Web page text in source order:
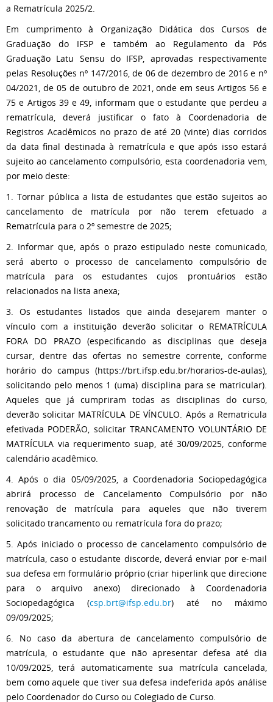
a Rematrícula 2025/2.
Em cumprimento à Organização Didática dos Cursos de
Graduação do IFSP e também ao Regulamento da Pós
Graduação Latu Sensu do IFSP, aprovadas respectivamente
pelas Resoluções nº 147/2016, de 06 de dezembro de 2016 e nº
04/2021, de 05 de outubro de 2021, onde em seus Artigos 56 e
75 e Artigos 39 e 49, informam que o estudante que perdeu a
rematrícula, deverá justificar o fato à Coordenadoria de
Registros Acadêmicos no prazo de até 20 (vinte) dias corridos
da data final destinada à rematrícula e que após isso estará
sujeito ao cancelamento compulsório, esta coordenadoria vem,
por meio deste:
1. Tornar pública a lista de estudantes que estão sujeitos ao
cancelamento de matrícula por não terem efetuado a
Rematrícula para o 2º semestre de 2025;
2. Informar que, após o prazo estipulado neste comunicado,
será aberto o processo de cancelamento compulsório de
matrícula para os estudantes cujos prontuários estão
relacionados na lista anexa;
3. Os estudantes listados que ainda desejarem manter o
vínculo com a instituição deverão solicitar o REMATRÍCULA
FORA DO PRAZO (especificando as disciplinas que deseja
cursar, dentre das ofertas no semestre corrente, conforme
horário do campus (https://brt.ifsp.edu.br/horarios-de-aulas),
solicitando pelo menos 1 (uma) disciplina para se matricular).
Aqueles que já cumpriram todas as disciplinas do curso,
deverão solicitar MATRÍCULA DE VÍNCULO. Após a Rematricula
efetivada PODERÃO, solicitar TRANCAMENTO VOLUNTÁRIO DE
MATRÍCULA via requerimento suap, até 30/09/2025, conforme
calendário acadêmico.
4. Após o dia 05/09/2025, a Coordenadoria Sociopedagógica
abrirá processo de Cancelamento Compulsório por não
renovação de matrícula para aqueles que não tiverem
solicitado trancamento ou rematrícula fora do prazo;
5. Após iniciado o processo de cancelamento compulsório de
matrícula, caso o estudante discorde, deverá enviar por e-mail
sua defesa em formulário próprio (criar hiperlink que direcione
para o arquivo anexo) direcionado à Coordenadoria
Sociopedagógica (csp.brt@ifsp.edu.br) até no máximo
09/09/2025;
6. No caso da abertura de cancelamento compulsório de
matrícula, o estudante que não apresentar defesa até dia
10/09/2025, terá automaticamente sua matrícula cancelada,
bem como aquele que tiver sua defesa indeferida após análise
pelo Coordenador do Curso ou Colegiado de Curso.